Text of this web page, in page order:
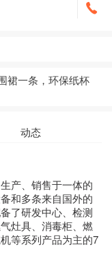
裙一条，环保纸杯
动态
产、销售于一体的
和多条来自国外的
了研发中心、检测
灶具、消毒柜、燃
等系列产品为主的7